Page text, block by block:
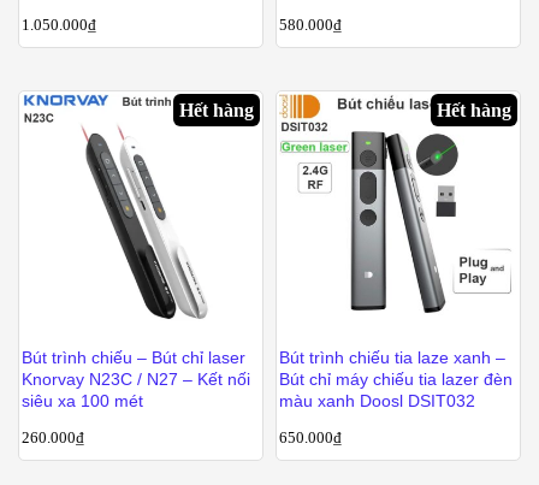
1.050.000₫ 580.000₫
Hết hàng
Bút trình chiếu – Bút chỉ laser
Knorvay N23C / N27 – Kết nối
siêu xa 100 mét
260.000₫
Hết hàng
Bút trình chiếu tia laze xanh –
Bút chỉ máy chiếu tia lazer đèn
màu xanh Doosl DSIT032
650.000₫